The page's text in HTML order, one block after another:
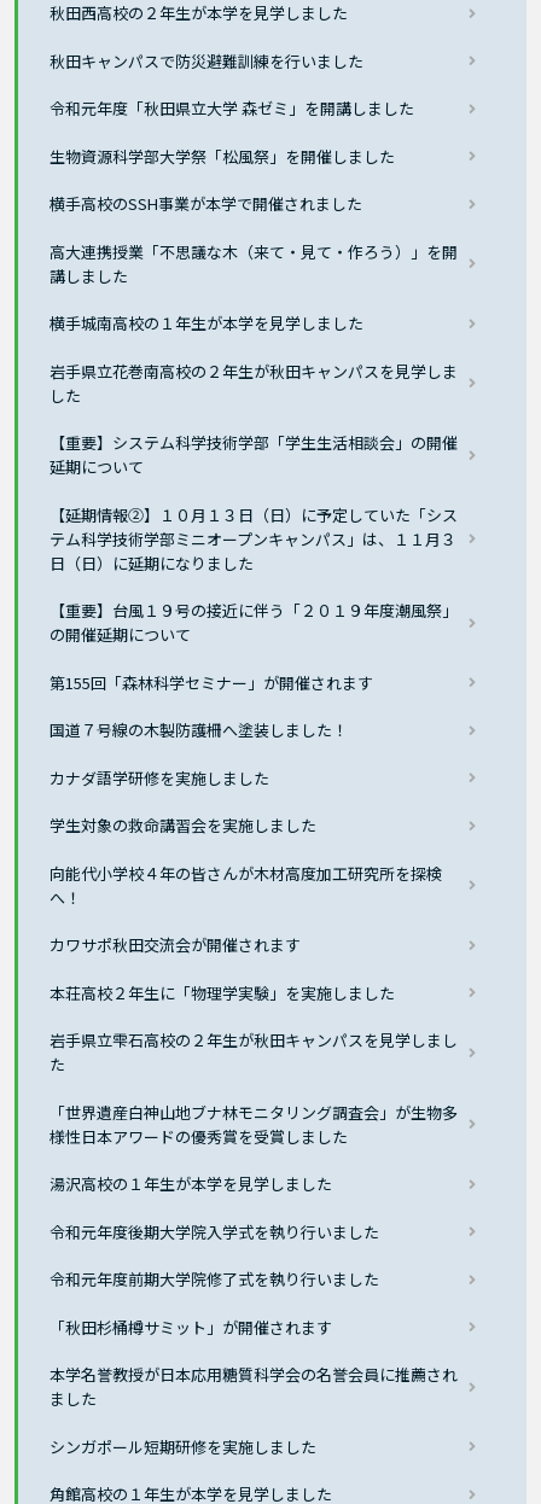
秋田西高校の２年生が本学を見学しました
秋田キャンパスで防災避難訓練を行いました
令和元年度「秋田県立大学 森ゼミ」を開講しました
生物資源科学部大学祭「松風祭」を開催しました
横手高校のSSH事業が本学で開催されました
高大連携授業「不思議な木（来て・見て・作ろう）」を開
講しました
横手城南高校の１年生が本学を見学しました
岩手県立花巻南高校の２年生が秋田キャンパスを見学しま
した
【重要】システム科学技術学部「学生生活相談会」の開催
延期について
【延期情報②】１０月１３日（日）に予定していた「シス
テム科学技術学部ミニオープンキャンパス」は、１１月３
日（日）に延期になりました
【重要】台風１９号の接近に伴う「２０１９年度潮風祭」
の開催延期について
第155回「森林科学セミナー」が開催されます
国道７号線の木製防護柵へ塗装しました！
カナダ語学研修を実施しました
学生対象の救命講習会を実施しました
向能代小学校４年の皆さんが木材高度加工研究所を探検
へ！
カワサポ秋田交流会が開催されます
本荘高校２年生に「物理学実験」を実施しました
岩手県立雫石高校の２年生が秋田キャンパスを見学しまし
た
「世界遺産白神山地ブナ林モニタリング調査会」が生物多
様性日本アワードの優秀賞を受賞しました
湯沢高校の１年生が本学を見学しました
令和元年度後期大学院入学式を執り行いました
令和元年度前期大学院修了式を執り行いました
「秋田杉桶樽サミット」が開催されます
本学名誉教授が日本応用糖質科学会の名誉会員に推薦され
ました
シンガポール短期研修を実施しました
角館高校の１年生が本学を見学しました